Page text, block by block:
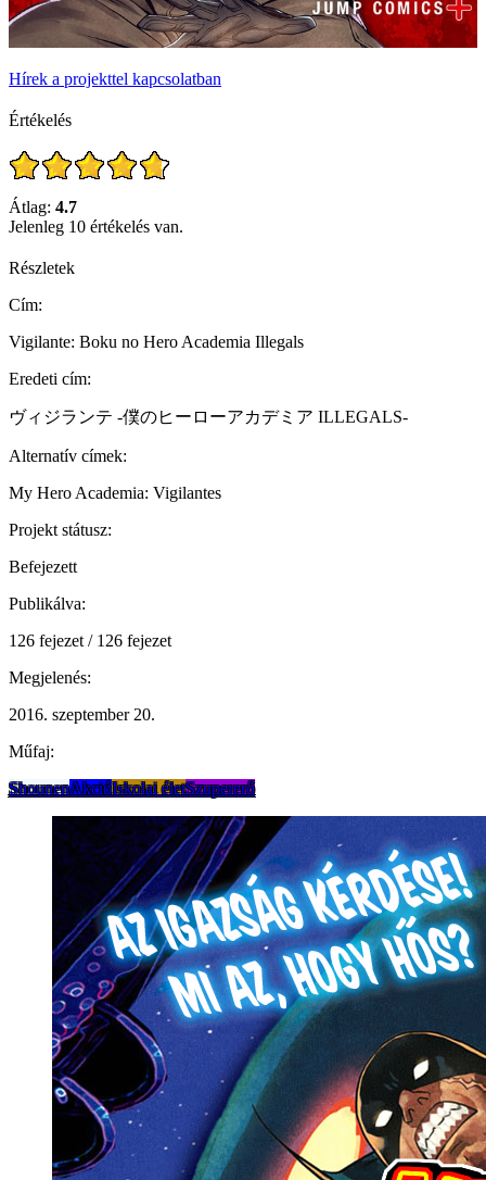
Hírek a projekttel kapcsolatban
Értékelés
Átlag: 4.7
Jelenleg 10 értékelés van.
Részletek
Cím:
Vigilante: Boku no Hero Academia Illegals
Eredeti cím:
ヴィジランテ -僕のヒーローアカデミア ILLEGALS-
Alternatív címek:
My Hero Academia: Vigilantes
Projekt státusz:
Befejezett
Publikálva:
126 fejezet / 126 fejezet
Megjelenés:
2016. szeptember 20.
Műfaj:
ShounenAkcióIskolai életSzupererő